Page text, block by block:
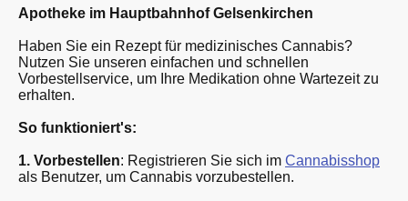
Apotheke im Hauptbahnhof Gelsenkirchen
Haben Sie ein Rezept für medizinisches Cannabis?
Nutzen Sie unseren einfachen und schnellen
Vorbestellservice, um Ihre Medikation ohne Wartezeit zu
erhalten.
So funktioniert's:
1. Vorbestellen: Registrieren Sie sich im Cannabisshop
als Benutzer, um Cannabis vorzubestellen.